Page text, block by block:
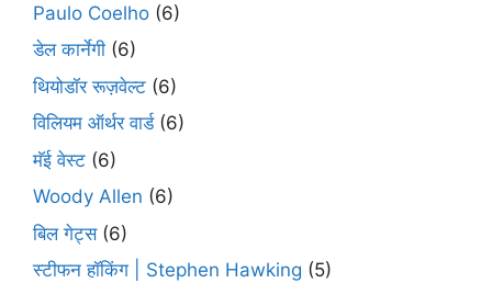
Paulo Coelho (6)
डेल कार्नेगी (6)
थियोडॉर रूज़वेल्ट (6)
विलियम ऑर्थर वार्ड(6)
मॅई वेस्ट (6)
Woody Allen (6)
बिल गेट्स(6)
स्टीफन हॉकिंग | Stephen Hawking (5)